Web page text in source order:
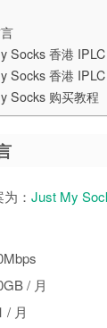
Socks 香港
Socks 香港
Socks 购买教程
： Just My
/ 月
/ 月